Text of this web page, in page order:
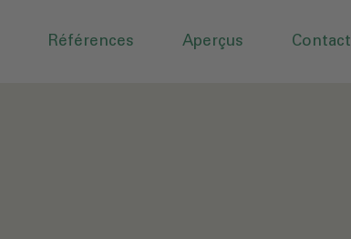
Références Aperçus Contact